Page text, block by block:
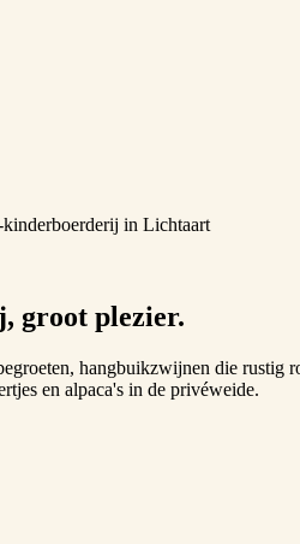
groot plezier.
hangbuikzwijnen die rustig
en alpaca's in de privéweide.